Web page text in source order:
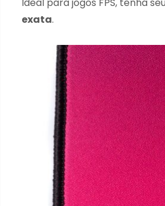
Ideal para jogos FPS, tenha
exata.